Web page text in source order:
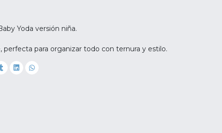
Yoda versión niña.
perfecta para organizar todo con ternura y estilo.